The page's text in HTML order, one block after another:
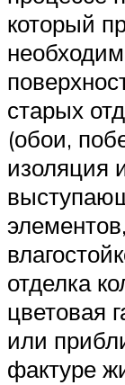
который
старых
(обои,
изоляция
отделка
цветовая
или
фактуре